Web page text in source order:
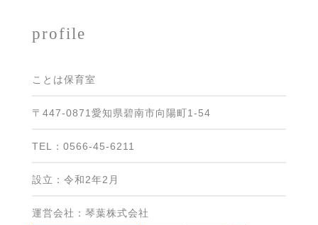
profile
ことは保育室
〒447-0871愛知県碧南市向陽町1-54
TEL：0566-45-6211
設立：令和2年2月
運営会社：琴葉株式会社